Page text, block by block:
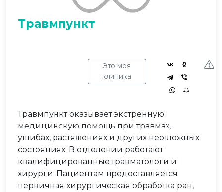
Травмпункт
Это моя
клиника
Травмпункт оказывает экстренную
медицинскую помощь при травмах,
ушибах, растяжениях и других неотложных
состояниях. В отделении работают
квалифицированные травматологи и
хирурги. Пациентам предоставляется
первичная хирургическая обработка ран,